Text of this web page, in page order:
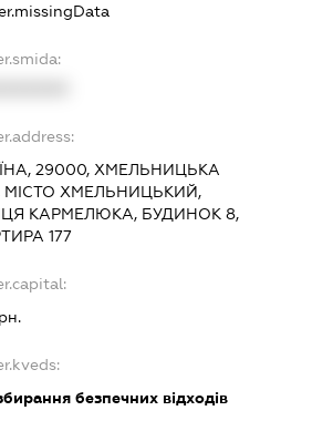
29000, ХМЕЛЬНИЦЬКА
МІСТО ХМЕЛЬНИЦЬКИЙ,
КАРМЕЛЮКА, БУДИНОК 8,
177
безпечних відходів